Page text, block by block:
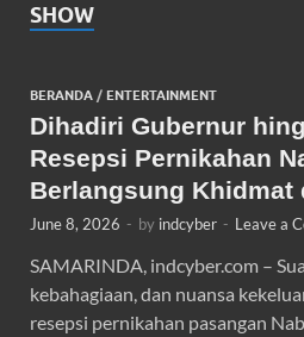
SHOW
BERANDA / ENTERTAINMENT
Dihadiri Gubernur
Resepsi Pernikahan
Berlangsung Khidmat
June 8, 2026 - by indcyber - Leave a
SAMARINDA, indcyber.com –
kebahagiaan, dan nuansa
resepsi pernikahan pasangan